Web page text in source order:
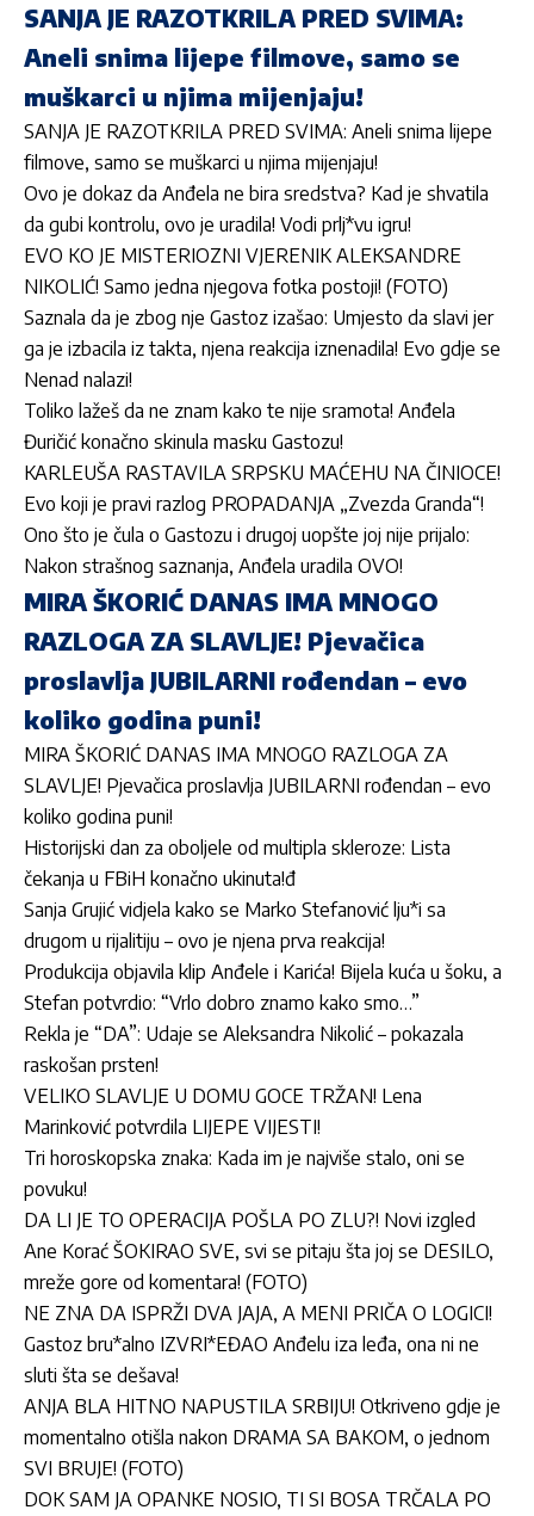
SANJA JE RAZOTKRILA PRED SVIMA:
Aneli snima lijepe filmove, samo se
muškarci u njima mijenjaju!
SANJA JE RAZOTKRILA PRED SVIMA: Aneli snima lijepe
filmove, samo se muškarci u njima mijenjaju!
Ovo je dokaz da Anđela ne bira sredstva? Kad je shvatila
da gubi kontrolu, ovo je uradila! Vodi prlj*vu igru!
EVO KO JE MISTERIOZNI VJERENIK ALEKSANDRE
NIKOLIĆ! Samo jedna njegova fotka postoji! (FOTO)
Saznala da je zbog nje Gastoz izašao: Umjesto da slavi jer
ga je izbacila iz takta, njena reakcija iznenadila! Evo gdje se
Nenad nalazi!
Toliko lažeš da ne znam kako te nije sramota! Anđela
Đuričić konačno skinula masku Gastozu!
KARLEUŠA RASTAVILA SRPSKU MAĆEHU NA ČINIOCE!
Evo koji je pravi razlog PROPADANJA „Zvezda Granda“!
Ono što je čula o Gastozu i drugoj uopšte joj nije prijalo:
Nakon strašnog saznanja, Anđela uradila OVO!
MIRA ŠKORIĆ DANAS IMA MNOGO
RAZLOGA ZA SLAVLJE! Pjevačica
proslavlja JUBILARNI rođendan – evo
koliko godina puni!
MIRA ŠKORIĆ DANAS IMA MNOGO RAZLOGA ZA
SLAVLJE! Pjevačica proslavlja JUBILARNI rođendan – evo
koliko godina puni!
Historijski dan za oboljele od multipla skleroze: Lista
čekanja u FBiH konačno ukinuta!đ
Sanja Grujić vidjela kako se Marko Stefanović lju*i sa
drugom u rijalitiju – ovo je njena prva reakcija!
Produkcija objavila klip Anđele i Karića! Bijela kuća u šoku, a
Stefan potvrdio: “Vrlo dobro znamo kako smo…”
Rekla je “DA”: Udaje se Aleksandra Nikolić – pokazala
raskošan prsten!
VELIKO SLAVLJE U DOMU GOCE TRŽAN! Lena
Marinković potvrdila LIJEPE VIJESTI!
Tri horoskopska znaka: Kada im je najviše stalo, oni se
povuku!
DA LI JE TO OPERACIJA POŠLA PO ZLU?! Novi izgled
Ane Korać ŠOKIRAO SVE, svi se pitaju šta joj se DESILO,
mreže gore od komentara! (FOTO)
NE ZNA DA ISPRŽI DVA JAJA, A MENI PRIČA O LOGICI!
Gastoz bru*alno IZVRI*EĐAO Anđelu iza leđa, ona ni ne
sluti šta se dešava!
ANJA BLA HITNO NAPUSTILA SRBIJU! Otkriveno gdje je
momentalno otišla nakon DRAMA SA BAKOM, o jednom
SVI BRUJE! (FOTO)
DOK SAM JA OPANKE NOSIO, TI SI BOSA TRČALA PO